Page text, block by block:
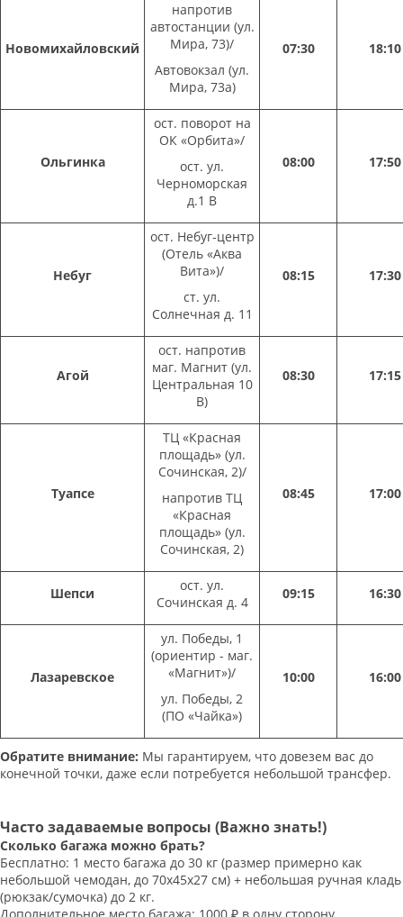
Новомихайловский
напротив
автостанции (ул.
Мира, 73)/
Автовокзал (ул.
Мира, 73а)
07:30 18:10
Ольгинка
ост. поворот на
ОК «Орбита»/
ост. ул.
Черноморская
д.1 В
08:00 17:50
Небуг
ост. Небуг-центр
(Отель «Аква
Вита»)/
ст. ул.
Солнечная д. 11
08:15 17:30
Агой
ост. напротив
маг. Магнит (ул.
Центральная 10
В)
08:30 17:15
Туапсе
ТЦ «Красная
площадь» (ул.
Сочинская, 2)/
напротив ТЦ
«Красная
площадь» (ул.
Сочинская, 2)
08:45 17:00
Шепси
ост. ул.
Сочинская д. 4
09:15 16:30
Лазаревское
ул. Победы, 1
(ориентир - маг.
«Магнит»)/
ул. Победы, 2
(ПО «Чайка»)
10:00 16:00
Обратите внимание: Мы гарантируем, что довезем вас до
конечной точки, даже если потребуется небольшой трансфер.
Часто задаваемые вопросы (Важно знать!)
Сколько багажа можно брать?
Бесплатно: 1 место багажа до 30 кг (размер примерно как
небольшой чемодан, до 70х45х27 см) + небольшая ручная кладь
(рюкзак/сумочка) до 2 кг.